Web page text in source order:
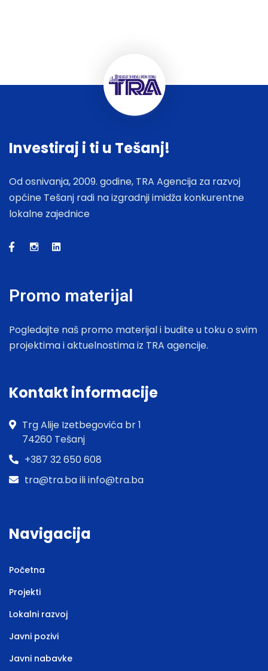
Investiraj i ti u Tešanj!
Od osnivanja, 2009. godine, TRA Agencija za razvoj
općine Tešanj radi na izgradnji imidža konkurentne
lokalne zajednice
Promo materijal
Pogledajte naš promo materijal i budite u toku o svim
projektima i aktuelnostima iz TRA agencije.
Kontakt informacije
Trg Alije Izetbegovića br 1
74260 Tešanj
+387 32 650 608
tra@tra.ba ili info@tra.ba
Navigacija
Početna
Projekti
Lokalni razvoj
Javni pozivi
Javni nabavke